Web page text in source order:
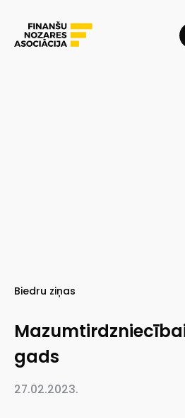
Biedru ziņas
gads
27.02.2023.